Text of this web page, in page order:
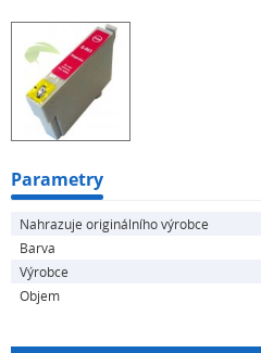
Parametry
Nahrazuje originálního výrobce
Barva
Výrobce
Objem